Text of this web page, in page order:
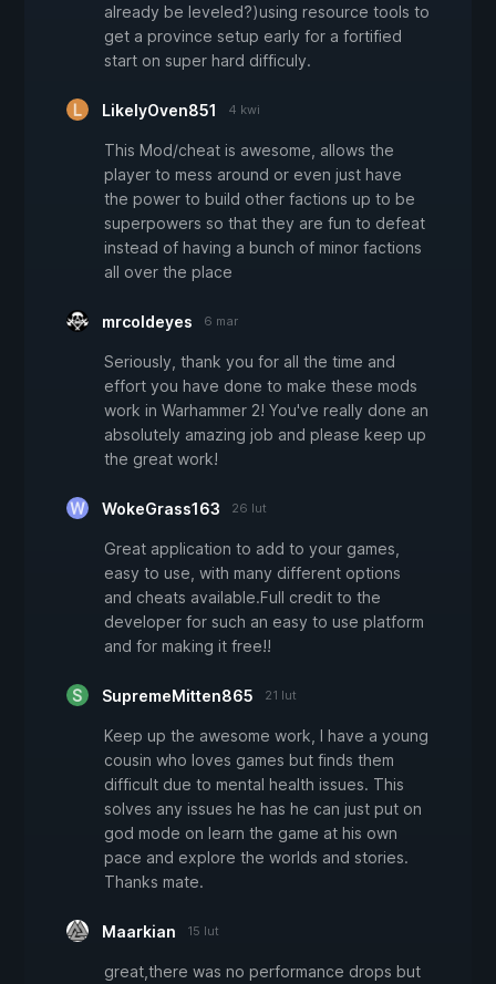
already be leveled?)using resource tools to
get a province setup early for a fortified
start on super hard difficuly.
LikelyOven851 4 kwi
This Mod/cheat is awesome, allows the
player to mess around or even just have
the power to build other factions up to be
superpowers so that they are fun to defeat
instead of having a bunch of minor factions
all over the place
mrcoldeyes 6 mar
Seriously, thank you for all the time and
effort you have done to make these mods
work in Warhammer 2! You've really done an
absolutely amazing job and please keep up
the great work!
WokeGrass163 26 lut
Great application to add to your games,
easy to use, with many different options
and cheats available.Full credit to the
developer for such an easy to use platform
and for making it free!!
SupremeMitten865 21 lut
Keep up the awesome work, I have a young
cousin who loves games but finds them
difficult due to mental health issues. This
solves any issues he has he can just put on
god mode on learn the game at his own
pace and explore the worlds and stories.
Thanks mate.
Maarkian 15 lut
great,there was no performance drops but